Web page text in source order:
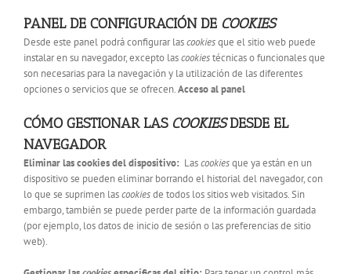
PANEL DE CONFIGURACIÓN DE COOKIES
Desde este panel podrá configurar lascookiesque el sitio web puede
instalar en su navegador, excepto lascookiestécnicas o funcionales que
son necesarias para la navegación y la utilización de las diferentes
opciones o servicios que se ofrecen.Acceso al panel
CÓMO GESTIONAR LAS COOKIESDESDE EL
NAVEGADOR
Eliminar las cookies del dispositivo: Lascookiesque ya están en un
dispositivo se pueden eliminar borrando el historial del navegador, con
lo que se suprimen lascookiesde todos los sitios web visitados. Sin
embargo, también se puede perder parte de la información guardada
(por ejemplo, los datos de inicio de sesión o las preferencias de sitio
web).